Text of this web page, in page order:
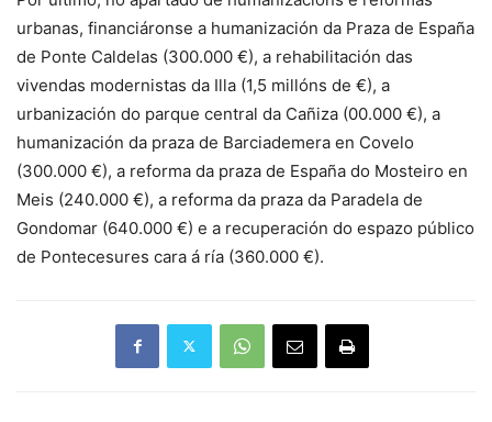
urbanas, financiáronse a humanización da Praza de España
de Ponte Caldelas (300.000 €), a rehabilitación das
vivendas modernistas da Illa (1,5 millóns de €), a
urbanización do parque central da Cañiza (00.000 €), a
humanización da praza de Barciademera en Covelo
(300.000 €), a reforma da praza de España do Mosteiro en
Meis (240.000 €), a reforma da praza da Paradela de
Gondomar (640.000 €) e a recuperación do espazo público
de Pontecesures cara á ría (360.000 €).